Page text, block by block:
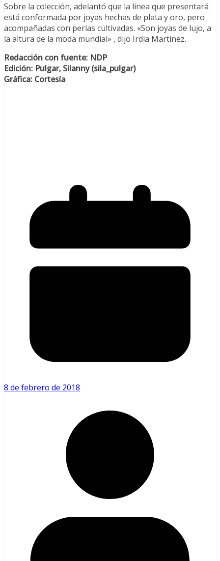
Sobre la colección, adelantó que la línea que presentará
está conformada por joyas hechas de plata y oro, pero
acompañadas con perlas cultivadas. «Son joyas de lujo, a
la altura de la moda mundial» , dijo Irdia Martínez.
Redacción con fuente: NDP
Edición: Pulgar, Silanny (sila_pulgar)
Gráfica: Cortesía
8 de febrero de 2018